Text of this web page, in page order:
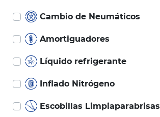
Cambio de Neumáticos
Amortiguadores
Líquido refrigerante
Inflado Nitrógeno
Escobillas Limpiaparabrisas